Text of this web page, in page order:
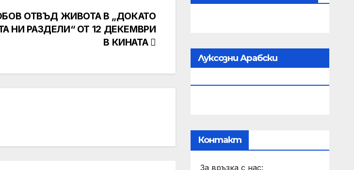
ОТВЪД ЖИВОТА В „ДОКАТО
НИ РАЗДЕЛИ“ ОТ 12 ДЕКЕМВРИ
В КИНАТА
Луксозни Арабски
Контакт
За връзка с нас: